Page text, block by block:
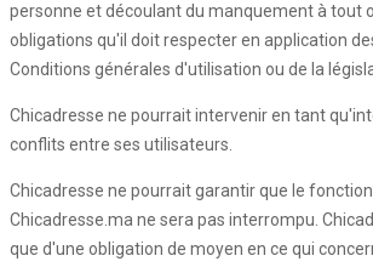
personne et découlant du manquement à tout
obligations qu'il doit respecter en application
Conditions générales d'utilisation ou de la
Chicadresse ne pourrait intervenir en tant
conflits entre ses utilisateurs.
Chicadresse ne pourrait garantir que le
Chicadresse.ma ne sera pas interrompu.
que d'une obligation de moyen en ce qui